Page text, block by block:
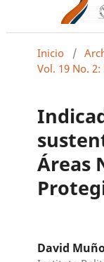
Inicio /
Vol. 19 No. 2:
Áreas
David